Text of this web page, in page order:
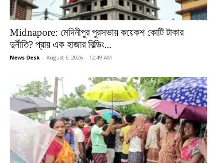
Midnapore: মেদিনীপুর পুরসভায় কয়েকশ কোটি টাকার
দুর্নীতি? প্রায় এক হাজার বিল্ডিং...
News Desk - August 6, 2026 | 12:49 AM